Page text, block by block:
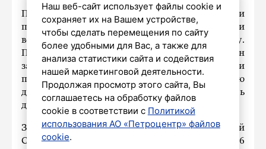
Подрядчик не только смонтирует светофоры и
подключит их к электричеству, но и
восстановит тротуары и дорожную разметку.
После завершения работ исполнитель должен
закрыть все разрешительные документы и
передать заказчику готовую проектную
документацию. Светофоры должны поставить
до 30 ноября.
Заказчиком выступает АО «Метрострой
Северной столицы». Итоги конкурса подведут 6
Наш веб-сайт использует файлы cookie и
сохраняет их на Вашем устройстве,
чтобы сделать перемещения по сайту
более удобными для Вас, а также для
анализа статистики сайта и содействия
нашей маркетинговой деятельности.
Продолжая просмотр этого сайта, Вы
соглашаетесь на обработку файлов
cookie в соответствии с Политикой
использования АО «Петроцентр» файлов
cookie.